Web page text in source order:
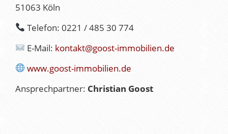
51063 Köln
Telefon: 0221 / 485 30 774
E-Mail: kontakt@goost-immobilien.de
www.goost-immobilien.de
Ansprechpartner: Christian Goost